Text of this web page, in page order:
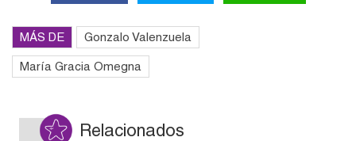
MÁS DE Gonzalo Valenzuela
María Gracia Omegna
Relacionados